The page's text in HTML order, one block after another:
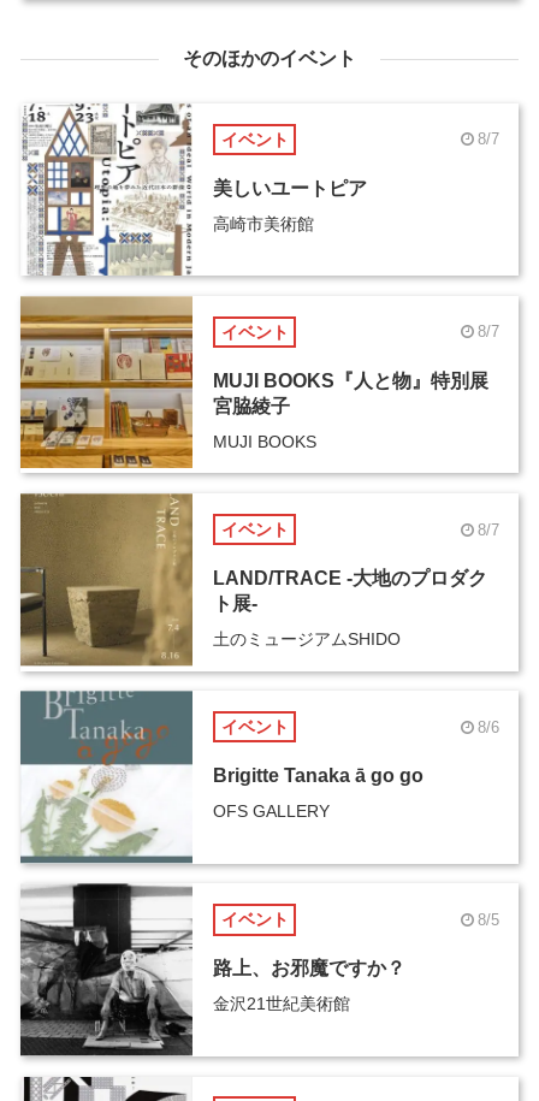
そのほかのイベント
イベント 8/7
美しいユートピア
高崎市美術館
イベント 8/7
MUJI BOOKS『人と物』特別展
宮脇綾子
MUJI BOOKS
イベント 8/7
LAND/TRACE -大地のプロダク
ト展-
土のミュージアムSHIDO
イベント 8/6
Brigitte Tanaka ā go go
OFS GALLERY
イベント 8/5
路上、お邪魔ですか？
金沢21世紀美術館